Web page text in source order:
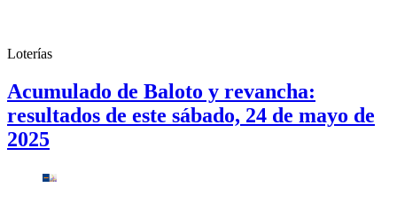
Loterías
Acumulado de Baloto y revancha:
resultados de este sábado, 24 de mayo de
2025